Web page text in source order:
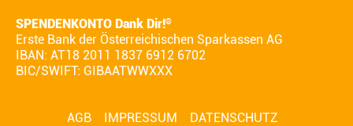
SPENDENKONTO Dank Dir!®
Erste Bank der Österreichischen Sparkassen AG
IBAN: AT18 2011 1837 6912 6702
BIC/SWIFT: GIBAATWWXXX
AGB IMPRESSUM DATENSCHUTZ